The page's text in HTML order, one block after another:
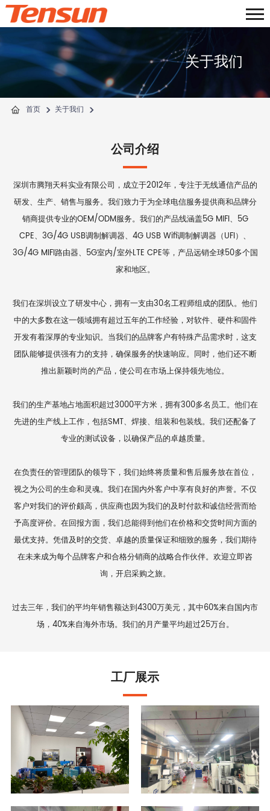
关于我们
首页 关于我们
公司介绍
深圳市腾翔天科实业有限公司，成立于2012年，专注于无线通信产品的
研发、生产、销售与服务。我们致力于为全球电信服务提供商和品牌分
销商提供专业的OEM/ODM服务。我们的产品线涵盖5G MIFI、5G
CPE、3G/4G USB调制解调器、4G USB Wifi调制解调器（UFI）、
3G/4G MIFI路由器、5G室内/室外LTE CPE等，产品远销全球50多个国
家和地区。
我们在深圳设立了研发中心，拥有一支由30名工程师组成的团队。他们
中的大多数在这一领域拥有超过五年的工作经验，对软件、硬件和固件
开发有着深厚的专业知识。当我们的品牌客户有特殊产品需求时，这支
团队能够提供强有力的支持，确保服务的快速响应。同时，他们还不断
推出新颖时尚的产品，使公司在市场上保持领先地位。
我们的生产基地占地面积超过3000平方米，拥有300多名员工。他们在
先进的生产线上工作，包括SMT、焊接、组装和包装线。我们还配备了
专业的测试设备，以确保产品的卓越质量。
在负责任的管理团队的领导下，我们始终将质量和售后服务放在首位，
视之为公司的生命和灵魂。我们在国内外客户中享有良好的声誉。不仅
客户对我们的评价颇高，供应商也因为我们的及时付款和诚信经营而给
予高度评价。在回报方面，我们总能得到他们在价格和交货时间方面的
最优支持。凭借及时的交货、卓越的质量保证和细致的服务，我们期待
在未来成为每个品牌客户和合格分销商的战略合作伙伴。欢迎立即咨
询，开启采购之旅。
过去三年，我们的平均年销售额达到4300万美元，其中60%来自国内市
场，40%来自海外市场。我们的月产量平均超过25万台。
工厂展示